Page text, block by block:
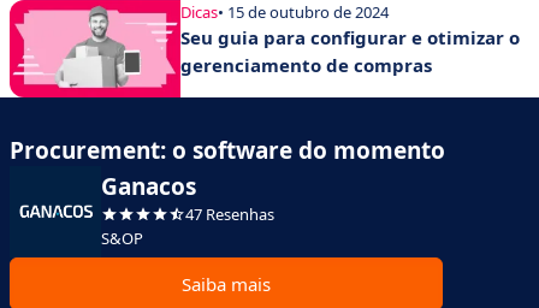
Dicas• 15 de outubro de 2024
Seu guia para configurar e otimizar o
gerenciamento de compras
Procurement: o software do momento
Ganacos
47 Resenhas
S&OP
Saiba mais